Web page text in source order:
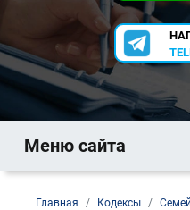
Меню сайта
Главная Кодексы